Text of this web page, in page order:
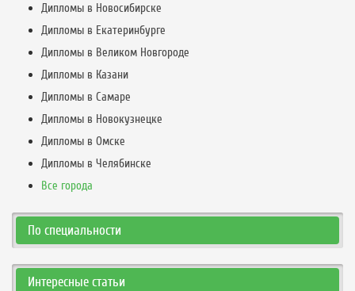
Дипломы в Новосибирске
Дипломы в Екатеринбурге
Дипломы в Великом Новгороде
Дипломы в Казани
Дипломы в Самаре
Дипломы в Новокузнецке
Дипломы в Омске
Дипломы в Челябинске
Все города
По специальности
Интересные статьи